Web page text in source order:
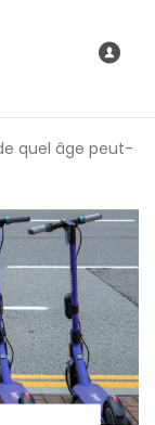
quel âge peut-